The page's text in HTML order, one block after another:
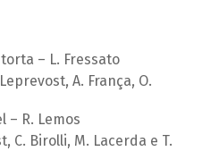
– L. Fressato
A. França, O.
– R. Lemos
C. Birolli, M. Lacerda e T.